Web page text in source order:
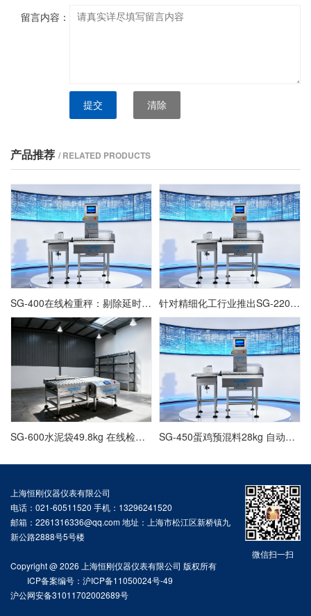
留言内容：
提交 清除
产品推荐 / RELATED PRODUCTS
SG-400在线检重秤：剔除延时参数的设定与动态验证 针对精细化工行业推出SG-220自动检重秤定制方案
SG-600水泥袋49.8kg 在线检重仪,重量检测秤厂家 SG-450蛋鸡预混料28kg 自动分选秤,检重机稳定可靠
微信扫一扫
上海恒刚仪器仪表有限公司
电话：021-60511520 手机：13296241520
邮箱：2261316336@qq.com 地址：上海市松江区新桥镇九
新公路2888号5号楼
Copyright @ 2026 上海恒刚仪器仪表有限公司 版权所有
ICP备案编号：沪ICP备11050024号-49
沪公网安备31011702002689号